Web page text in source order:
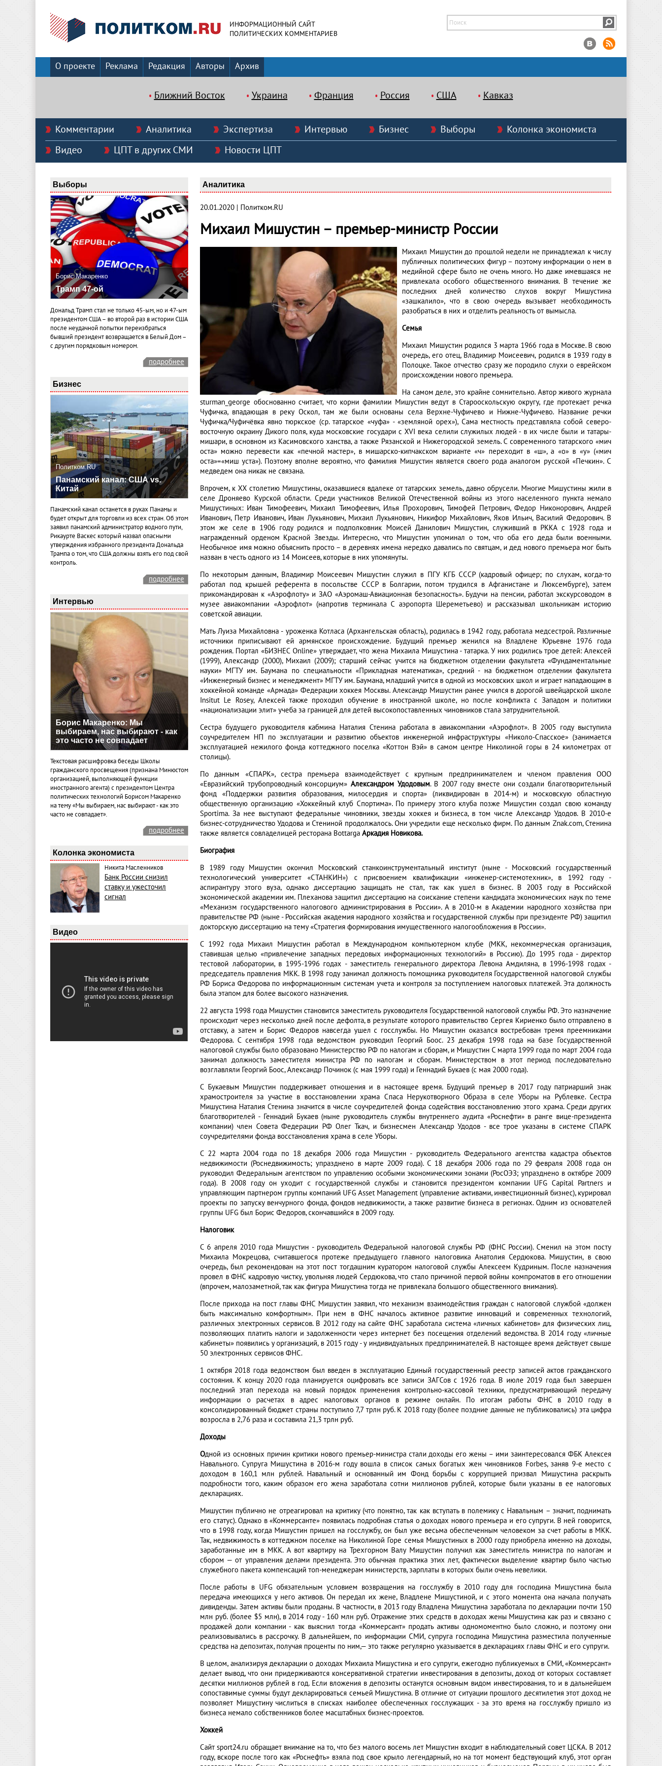
ИНФОРМАЦИОННЫЙ САЙТ
ПОЛИТИЧЕСКИХ КОММЕНТАРИЕВ
О проекте Реклама Редакция Авторы Архив
Ближний Восток Украина Франция Россия США Кавказ
Комментарии Аналитика Экспертиза Интервью Бизнес Выборы
Колонка экономиста
Видео
ЦПТ в других СМИ Новости ЦПТ
Выборы
Борис Макаренко
Трамп 47-ой
Дональд Трамп стал не только 45-ым, но и 47-ым
президентом США – во второй раз в истории США
после неудачной попытки переизбраться
бывший президент возвращается в Белый Дом –
с другим порядковым номером.
подробнее
Бизнес
Политком.RU
Панамский канал: США vs.
Китай
Панамский канал останется в руках Панамы и
будет открыт для торговли из всех стран. Об этом
заявил панамский администратор водного пути,
Рикаурте Васкес который назвал опасными
утверждения избранного президента Дональда
Трампа о том, что США должны взять его под свой
контроль.
подробнее
Интервью
Борис Макаренко: Мы
выбираем, нас выбирают - как
это часто не совпадает
Текстовая расшифровка беседы Школы
гражданского просвещения (признана Минюстом
организацией, выполняющей функции
иностранного агента) с президентом Центра
политических технологий Борисом Макаренко
на тему «Мы выбираем, нас выбирают - как это
часто не совпадает».
подробнее
Колонка экономиста
Никита Масленников
Банк России снизил
ставку и ужесточил
сигнал
Видео
Аналитика
20.01.2020 | Политком.RU
Михаил Мишустин – премьер-министр России
Михаил Мишустин до прошлой недели не принадлежал к числу
публичных политических фигур – поэтому информации о нем в
медийной сфере было не очень много. Но даже имевшаяся не
привлекала особого общественного внимания. В течение же
последних дней количество слухов вокруг Мишустина
«зашкалило», что в свою очередь вызывает необходимость
разобраться в них и отделить реальность от вымысла.
Семья
Михаил Мишустин родился 3 марта 1966 года в Москве. В свою
очередь, его отец, Владимир Моисеевич, родился в 1939 году в
Полоцке. Такое отчество сразу же породило слухи о еврейском
происхождении нового премьера.
На самом деле, это крайне сомнительно. Автор живого журнала
sturman_george обоснованно считает, что корни фамилии Мишустин ведут в Старооскольскую округу, где протекает речка
Чуфичка, впадающая в реку Оскол, там же были основаны села Верхне-Чуфичево и Нижне-Чуфичево. Название речки
Чуфичка/Чуфичёвка явно тюркское (ср. татарское «чуфа» - «земляной орех»), Сама местность представляла собой северо-
восточную окраину Дикого поля, куда московские государи с XVI века селили служилых людей - в их числе были и татары-
мишари, в основном из Касимовского ханства, а также Рязанской и Нижегородской земель. С современного татарского «мич
оста» можно перевести как «печной мастер», в мишарско-кипчакском варианте «ч» переходит в «ш», а «о» в «у» («мич
оста»=«миш уста»). Поэтому вполне вероятно, что фамилия Мишустин является своего рода аналогом русской «Печкин». С
медведем она никак не связана.
Впрочем, к ХХ столетию Мишустины, оказавшиеся вдалеке от татарских земель, давно обрусели. Многие Мишустины жили в
селе Дроняево Курской области. Среди участников Великой Отечественной войны из этого населенного пункта немало
Мишустиных: Иван Тимофеевич, Михаил Тимофеевич, Илья Прохорович, Тимофей Петрович, Федор Никонорович, Андрей
Иванович, Петр Иванович, Иван Лукьянович, Михаил Лукьянович, Никифор Михайлович, Яков Ильич, Василий Федорович. В
этом же селе в 1906 году родился и подполковник Моисей Данилович Мишустин, служивший в РККА с 1928 года и
награжденный орденом Красной Звезды. Интересно, что Мишустин упоминал о том, что оба его деда были военными.
Необычное имя можно объяснить просто – в деревнях имена нередко давались по святцам, и дед нового премьера мог быть
назван в честь одного из 14 Моисеев, которые в них упомянуты.
По некоторым данным, Владимир Моисеевич Мишустин служил в ПГУ КГБ СССР (кадровый офицер; по слухам, когда-то
работал под крышей референта в посольстве СССР в Болгарии, потом трудился в Афганистане и Люксембурге), затем
прикомандирован к «Аэрофлоту» и ЗАО «Аэромаш-Авиационная безопасность». Будучи на пенсии, работал экскурсоводом в
музее авиакомпании «Аэрофлот» (напротив терминала С аэропорта Шереметьево) и рассказывал школьникам историю
советской авиации.
Мать Луиза Михайловна - уроженка Котласа (Архангельская область), родилась в 1942 году, работала медсестрой. Различные
источники приписывают ей армянское происхождение. Будущий премьер женился на Владлене Юрьевне 1976 года
рождения. Портал «БИЗНЕС Online» утверждает, что жена Михаила Мишустина - татарка. У них родились трое детей: Алексей
(1999), Александр (2000), Михаил (2009); старший сейчас учится на бюджетном отделении факультета «Фундаментальные
науки» МГТУ им. Баумана по специальности «Прикладная математика», средний - на бюджетном отделении факультета
«Инженерный бизнес и менеджмент» МГТУ им. Баумана, младший учится в одной из московских школ и играет нападающим в
хоккейной команде «Армада» Федерации хоккея Москвы. Александр Мишустин ранее учился в дорогой швейцарской школе
Insitut Le Rosey, Алексей также проходил обучение в иностранной школе, но после конфликта с Западом и политики
«национализации элит» учеба за границей для детей высокопоставленных чиновников стала затруднительной.
Сестра будущего руководителя кабмина Наталия Стенина работала в авиакомпании «Аэрофлот». В 2005 году выступила
соучредителем НП по эксплуатации и развитию объектов инженерной инфраструктуры «Николо-Спасское» (занимается
эксплуатацией нежилого фонда коттеджного поселка «Коттон Вэй» в самом центре Николиной горы в 24 километрах от
столицы).
По данным «СПАРК», сестра премьера взаимодействует с крупным предпринимателем
и
членом правления ООО
«Евразийский трубопроводный консорциум» Александром Удодовым. В 2007 году вместе они создали благотворительный
фонд «Поддержки развития образования, милосердия и спорта» (ликвидирован в 2014-м) и московскую областную
общественную организацию «Хоккейный клуб Спортима». По примеру этого клуба позже Мишустин создал свою команду
Sportima. За нее выступают федеральные чиновники, звезды хоккея и бизнеса, в том числе Александр Удодов. В 2010-е
бизнес-сотрудничество Удодова и Стениной продолжалось. Они учредили еще несколько фирм. По данным Znak.com, Стенина
также является совладелицей ресторана Bottarga Аркадия Новикова.
Биография
В 1989 году Мишустин окончил Московский станкоинструментальный институт (ныне - Московский государственный
технологический университет «СТАНКИН») с присвоением квалификации «инженер-системотехник», в 1992 году -
аспирантуру этого вуза, однако диссертацию защищать не стал, так как ушел в бизнес. В 2003 году в Российской
экономической академии им. Плеханова защитил диссертацию на соискание степени кандидата экономических наук по теме
«Механизм государственного налогового администрирования в России». А в 2010-м в Академии народного хозяйства при
правительстве РФ (ныне - Российская академия народного хозяйства и государственной службы при президенте РФ) защитил
докторскую диссертацию на тему «Стратегия формирования имущественного налогообложения в России».
С 1992 года Михаил Мишустин работал в Международном компьютерном клубе (МКК, некоммерческая организация,
ставившая целью «привлечение западных передовых информационных технологий» в Россию). До 1995 года - директор
тестовой лаборатории, в 1995-1996 годах - заместитель генерального директора Левона Амдиляна, в 1996-1998 годах -
председатель правления МКК. В 1998 году занимал должность помощника руководителя Государственной налоговой службы
РФ Бориса Федорова по информационным системам учета и контроля за поступлением налоговых платежей. Эта должность
была этапом для более высокого назначения.
22 августа 1998 года Мишустин становится заместитель руководителя Государственной налоговой службы РФ. Это назначение
происходит через несколько дней после дефолта, в результате которого правительство Сергея Кириенко было отправлено в
отставку, а затем и Борис Федоров навсегда ушел с госслужбы. Но Мишустин оказался востребован тремя преемниками
Федорова. С сентября 1998 года ведомством руководил Георгий Боос. 23 декабря 1998 года на базе Государственной
налоговой службы было образовано Министерство РФ по налогам и сборам, и Мишустин С марта 1999 года по март 2004 года
занимал должность заместителя министра РФ по налогам и сборам. Министерством в этот период последовательно
возглавляли Георгий Боос, Александр Починок (с мая 1999 года) и Геннадий Букаев (с мая 2000 года).
С Букаевым Мишустин поддерживает отношения и в настоящее время. Будущий премьер в 2017 году патриарший знак
храмостроителя за участие в восстановлении храма Спаса Нерукотворного Образа в селе Уборы на Рублевке. Сестра
Мишустина Наталия Стенина значится в числе соучредителей фонда содействия восстановлению этого храма. Среди других
благотворителей - Геннадий Букаев (ныне руководитель службы внутреннего аудита «Роснефти» в ранге вице-президента
компании) член Совета Федерации РФ Олег Ткач, и бизнесмен Александр Удодов - все трое указаны в системе СПАРК
соучредителями фонда восстановления храма в селе Уборы.
С 22 марта 2004 года по 18 декабря 2006 года Мишустин - руководитель Федерального агентства кадастра объектов
недвижимости (Роснедвижимость; упразднено в марте 2009 года). С 18 декабря 2006 года по 29 февраля 2008 года он
руководил Федеральным агентством по управлению особыми экономическими зонами (РосОЭЗ; упразднено в октябре 2009
года). В 2008 году он уходит с государственной службы и становится президентом компании UFG Capital Partners и
управляющим партнером группы компаний UFG Asset Management (управление активами, инвестиционный бизнес), курировал
проекты по запуску венчурного фонда, фондов недвижимости, а также развитие бизнеса в регионах. Одним из основателей
группы UFG был Борис Федоров, скончавшийся в 2009 году.
Налоговик
С 6 апреля 2010 года Мишустин - руководитель Федеральной налоговой службы РФ (ФНС России). Сменил на этом посту
Михаила Мокрецова, считавшегося протеже предыдущего главного налоговика Анатолия Сердюкова. Мишустин, в свою
очередь, был рекомендован на этот пост тогдашним куратором налоговой службы Алексеем Кудриным. После назначения
провел в ФНС кадровую чистку, увольняя людей Сердюкова, что стало причиной первой войны компроматов в его отношении
(впрочем, малозаметной, так как фигура Мишустина тогда не привлекала большого общественного внимания).
После прихода на пост главы ФНС Мишустин заявил, что механизм взаимодействия граждан с налоговой службой «должен
быть максимально комфортным». При нем в ФНС началось активное развитие инноваций и современных технологий,
различных электронных сервисов. В 2012 году на сайте ФНС заработала система «личных кабинетов» для физических лиц,
позволяющих платить налоги и задолженности через интернет без посещения отделений ведомства. В 2014 году «личные
кабинеты» появились у организаций, в 2015 году - у индивидуальных предпринимателей. В настоящее время действует свыше
50 электронных сервисов ФНС.
1 октября 2018 года ведомством был введен в эксплуатацию Единый государственный реестр записей актов гражданского
состояния. К концу 2020 года планируется оцифровать все записи ЗАГСов с 1926 года. В июле 2019 года был завершен
последний этап перехода на новый порядок применения контрольно-кассовой техники, предусматривающий передачу
информации о расчетах в адрес налоговых органов в режиме онлайн. По итогам работы ФНС в 2010 году в
консолидированный бюджет страны поступило 7,7 трлн руб. К 2018 году (более поздние данные не публиковались) эта цифра
возросла в 2,76 раза и составила 21,3 трлн руб.
Доходы
Одной из основных причин критики нового премьер-министра стали доходы его жены – ими заинтересовался ФБК Алексея
Навального. Супруга Мишустина в 2016-м году вошла в список самых богатых жен чиновников Forbes, заняв 9-е место с
доходом в 160,1 млн рублей. Навальный и основанный им Фонд борьбы с коррупцией призвал Мишустина раскрыть
подробности того, каким образом его жена заработала сотни миллионов рублей, которые были указаны в ее налоговых
декларациях.
Мишустин публично не отреагировал на критику (что понятно, так как вступать в полемику с Навальным – значит, поднимать
его статус). Однако в «Коммерсанте» появилась подробная статья о доходах нового премьера и его супруги. В ней говорится,
что в 1998 году, когда Мишустин пришел на госслужбу, он был уже весьма обеспеченным человеком за счет работы в МКК.
Так, недвижимость в коттеджном поселке на Николиной Горе семья Мишустиных в 2000 году приобрела именно на доходы,
заработанные им в МКК. А вот квартиру на Трехгорном Валу Мишустин получил как заместитель министра по налогам и
сбором — от управления делами президента. Это обычная практика этих лет, фактически выделение квартир было частью
служебного пакета компенсаций топ-менеджерам министерств, зарплаты в которых были очень невелики.
После работы в UFG обязательным условием возвращения на госслужбу в 2010 году для господина Мишустина была
передача имеющихся у него активов. Он передал их жене, Владлене Мишустиной, и с этого момента она начала получать
дивиденды. Затем активы были проданы. В частности, в 2013 году Владлена Мишустина заработала по декларации почти 150
млн руб. (более $5 млн), в 2014 году - 160 млн руб. Отражение этих средств в доходах жены Мишустина как раз и связано с
продажей доли компании - как выяснил тогда «Коммерсант» продать активы одномоментно было сложно, и поэтому они
реализовывались в рассрочку. В дальнейшем, по информации СМИ, супруга господина Мишустина разместила полученные
средства на депозитах, получая проценты по ним,— это также регулярно указывается в декларациях главы ФНС и его супруги.
В целом, анализируя декларации о доходах Михаила Мишустина и его супруги, ежегодно публикуемых в СМИ, «Коммерсант»
делает вывод, что они придерживаются консервативной стратегии инвестирования в депозиты, доход от которых составляет
десятки миллионов рублей в год. Если вложения в депозиты останутся основным видом инвестирования, то и в дальнейшем
сопоставимые суммы будут декларироваться семьей Мишустина. В отличие от ситуации прошлого десятилетия этот доход не
позволяет Мишустину числиться в списках наиболее обеспеченных госслужащих - за это время на госслужбу пришло из
бизнеса немало собственников более масштабных бизнес-проектов.
Хоккей
Сайт sport24.ru обращает внимание на то, что без малого восемь лет Мишустин входит в наблюдательный совет ЦСКА. В 2012
году, вскоре после того как «Роснефть» взяла под свое крыло легендарный, но на тот момент бедствующий клуб, этот орган